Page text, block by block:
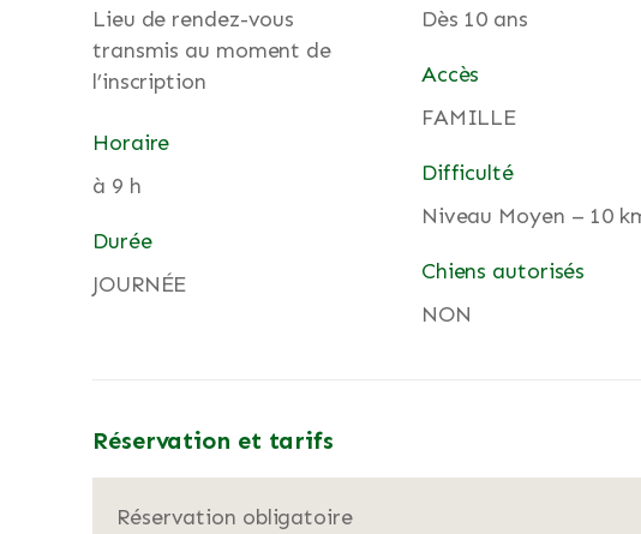
Lieu de rendez-vous
transmis au moment de
l’inscription
Horaire
à 9 h
Durée
JOURNÉE
Dès 10 ans
Accès
FAMILLE
Difficulté
Niveau Moyen – 10
Chiens autorisés
NON
Réservation et tarifs
Réservation obligatoire